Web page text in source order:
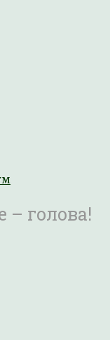
– голова!